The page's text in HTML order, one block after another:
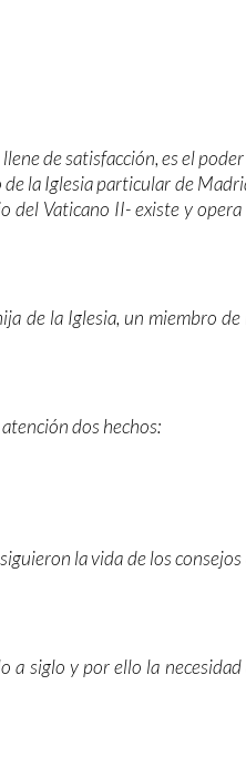
de satisfacción, es el
la Iglesia particular de
del Vaticano II- existe y
de la Iglesia, un miembro de
dos hechos:
la vida de los consejos
a siglo y por ello la